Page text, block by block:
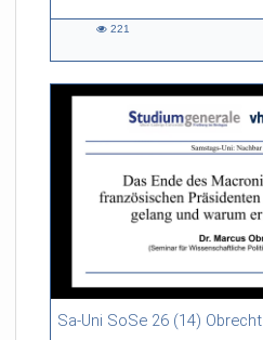
221
Sa-Uni SoSe 26 (14) Obrecht
46:53 duration